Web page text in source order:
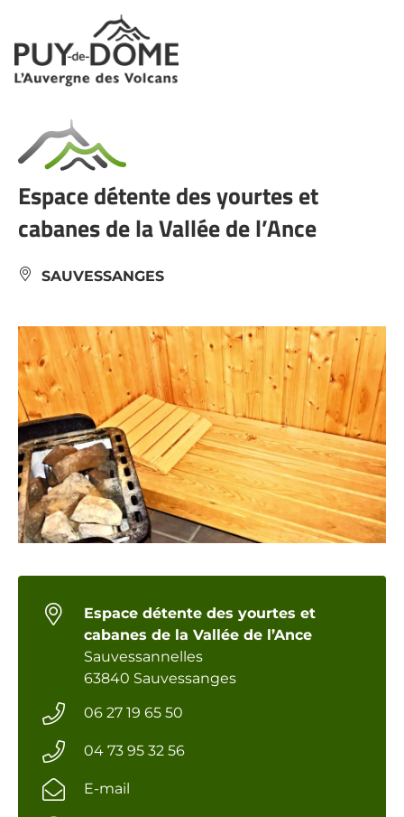
Panneau de gestion des cookies
Espace détente des yourtes et
cabanes de la Vallée de l’Ance
SAUVESSANGES
Espace détente des yourtes et
cabanes de la Vallée de l’Ance
Sauvessannelles
63840 Sauvessanges
06 27 19 65 50
04 73 95 32 56
E-mail